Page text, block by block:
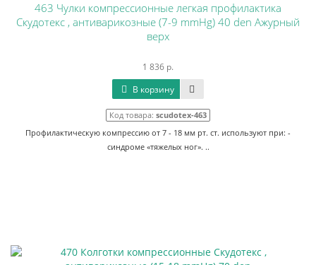
463 Чулки компрессионные легкая профилактика
Скудотекс , антиварикозные (7-9 mmHg) 40 den Ажурный
верх
1 836 р.
В корзину
Код товара: scudotex-463
Профилактическую компрессию от 7 - 18 мм рт. ст. используют при: -
синдроме «тяжелых ног». ..